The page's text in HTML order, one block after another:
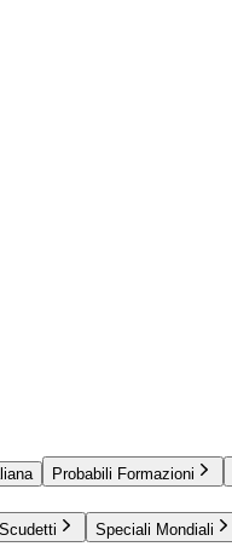
Probabili Formazioni
Speciali Mondiali